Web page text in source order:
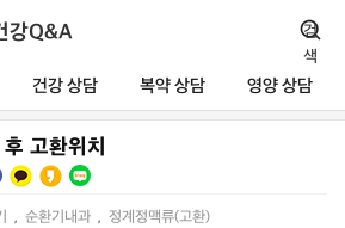
강Q&A
건강 상담 복약 상담 영양 상담
검
색
고환위치
, 순환기내과 , 정계정맥류(고환)